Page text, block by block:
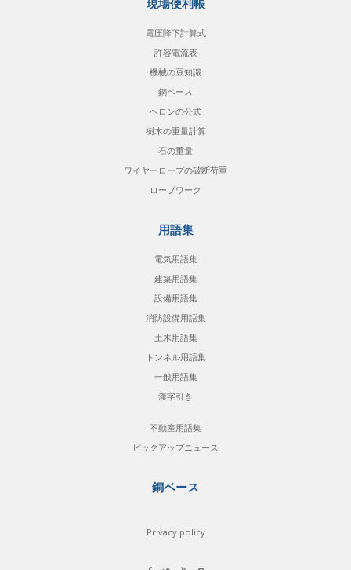
現場便利帳
電圧降下計算式
許容電流表
機械の豆知識
銅ベース
ヘロンの公式
樹木の重量計算
石の重量
ワイヤーロープの破断荷重
ロープワーク
用語集
電気用語集
建築用語集
設備用語集
消防設備用語集
土木用語集
トンネル用語集
一般用語集
漢字引き
不動産用語集
ピックアップニュース
銅ベース
Privacy policy